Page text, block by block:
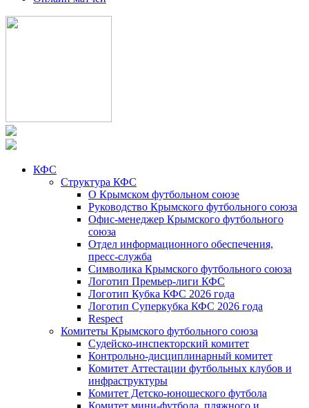
КФС
Структура КФС
О Крымском футбольном союзе
Руководство Крымского футбольного союза
Офис-менеджер Крымского футбольного
союза
Отдел информационного обеспечения,
пресс-служба
Символика Крымского футбольного союза
Логотип Премьер-лиги КФС
Логотип Кубка КФС 2026 года
Логотип Суперкубка КФС 2026 года
Respect
Комитеты Крымского футбольного союза
Судейско-инспекторский комитет
Контрольно-дисциплинарный комитет
Комитет Аттестации футбольных клубов и
инфраструктуры
Комитет Детско-юношеского футбола
Комитет мини-футбола, пляжного и